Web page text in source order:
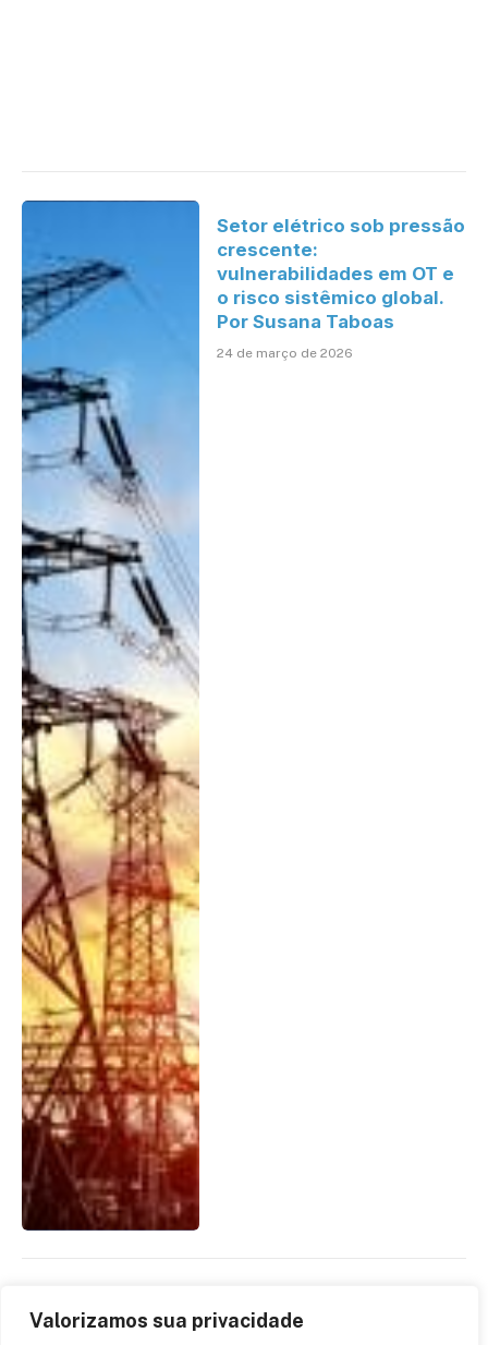
Valorizamos sua privacidade
Setor elétrico sob pressão
crescente:
vulnerabilidades em OT e
o risco sistêmico global.
Por Susana Taboas
24 de março de 2026
O risco da banalização das